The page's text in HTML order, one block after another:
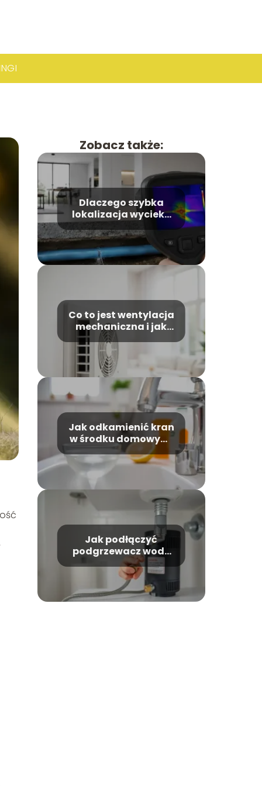
Zobacz także:
Dlaczego szybka
lokalizacja wycieku
pozwala uniknąć
kosztownego
remontu?
Co to jest wentylacja
mechaniczna i jak
działa?
Jak odkamienić kran
w środku domowymi
sposobami?
Jak podłączyć
podgrzewacz wody
do kranu krok po
kroku?